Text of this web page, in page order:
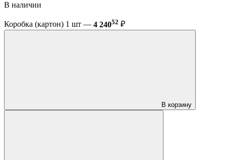
В наличии
Коробка (картон) 1 шт — 4 24052 ₽
В корзину